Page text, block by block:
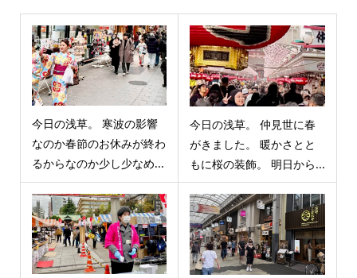
今日の浅草。 寒波の影響
なのか春節のお休みが終わ
るからなのか少し少なめ...
今日の浅草。 仲見世に春
がきました。 暖かさとと
もに桜の装飾。 明日から...